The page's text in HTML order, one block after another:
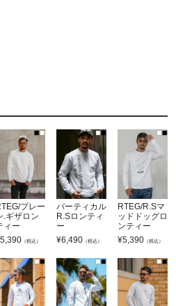
プレー
.ギザロン
ィー
5,390 （税込）
バーティカル
R.Sロンティ
ー
¥6,490 （税込）
RTEG/R.Sマ
ッドドッグロ
ンティー
¥5,390 （税込）